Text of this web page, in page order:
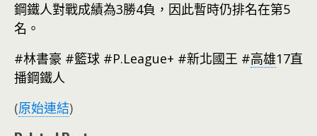
鋼鐵人對戰成績為3勝4負，因此暫時仍排名在第5
名。
#林書豪 #籃球 #P.League+ #新北國王 #高雄17直
播鋼鐵人
(原始連結)